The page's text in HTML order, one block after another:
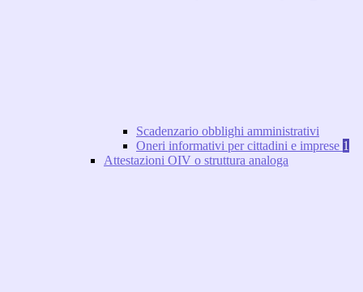
Scadenzario obblighi amministrativi
Oneri informativi per cittadini e imprese 1
Attestazioni OIV o struttura analoga